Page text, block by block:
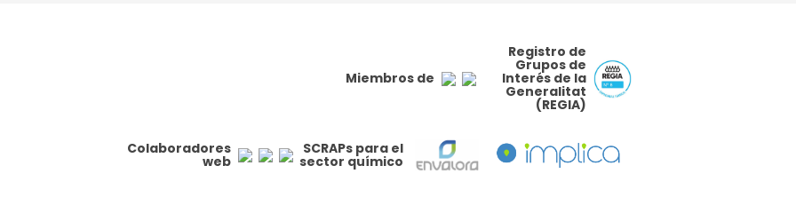
Miembros de
Registro de
Grupos de
Interés de la
Generalitat
(REGIA)
Colaboradores
web
SCRAPs para el
sector químico